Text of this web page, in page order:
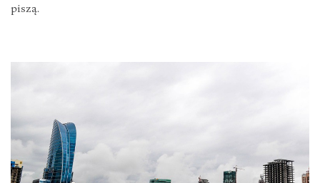
piszą.